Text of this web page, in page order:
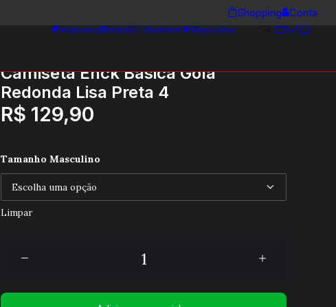
Shopping Conta
Adesivos Infantil Feminino Masculino
Camiseta Enck Básica Gola
Redonda Lisa Preta 4
R$ 129,90
Tamanho Masculino
Limpar
Enck
Gola